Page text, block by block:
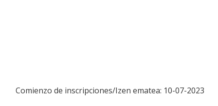
Comienzo de inscripciones/Izen ematea: 10-07-2023